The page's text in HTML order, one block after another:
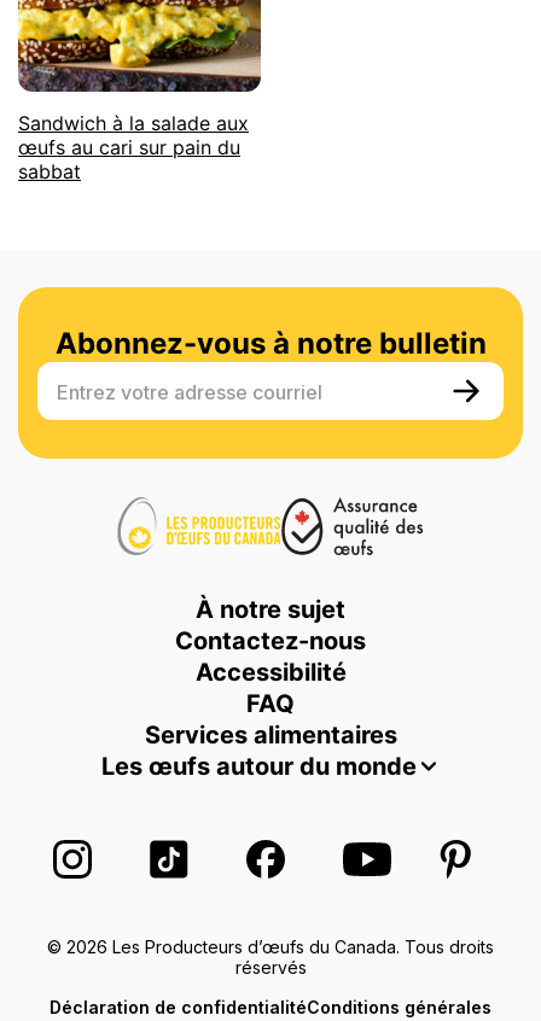
Sandwich à la salade aux
œufs au cari sur pain du
sabbat
Abonnez-vous à notre bulletin
Entrez votre adresse courriel
À notre sujet
Contactez-nous
Accessibilité
FAQ
Services alimentaires
Les œufs autour du monde
Suivez-nous sur Instagram
Suivez-nous sur TikTok
Suivez-nous sur Facebook
Suivez-nous sur
© 2026 Les Producteurs d’œufs du Canada. Tous droits
réservés
Déclaration de confidentialitéConditions générales